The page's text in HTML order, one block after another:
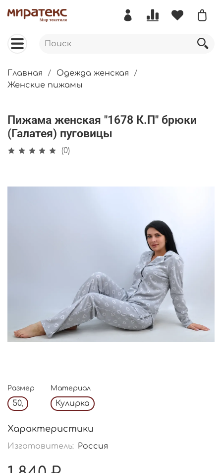
Главная
Одежда женская
Женские пижамы
Пижама женская "1678 К.П" брюки
(Галатея) пуговицы
(0)
Размер
50,
Материал
Кулирка
Характеристики
Изготовитель: Россия